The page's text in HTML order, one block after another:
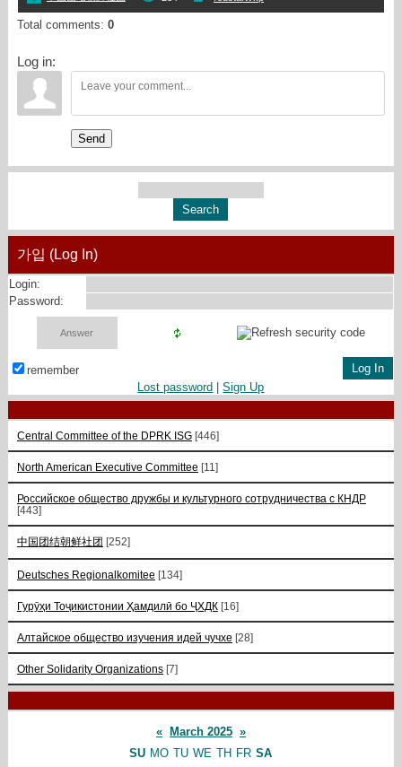
Total comments: 0
Log in:
Send
가입 (Log In)
Login:
Password:
remember
Lost password |Sign Up
Central Committee of the DPRK ISG [446]
North American Executive Committee [11]
Российское общество дружбы и культурного сотрудничества с КНДР
[443]
中国团结朝鲜社团 [252]
Deutsches Regionalkomitee [134]
Гурӯҳи Тоҷикистонии Ҳамдилӣ бо ҶХДК [16]
Алтайское общество изучения идей чучхе [28]
Other Solidarity Organizations [7]
« March 2025 »
SU MO TU WE TH FR SA